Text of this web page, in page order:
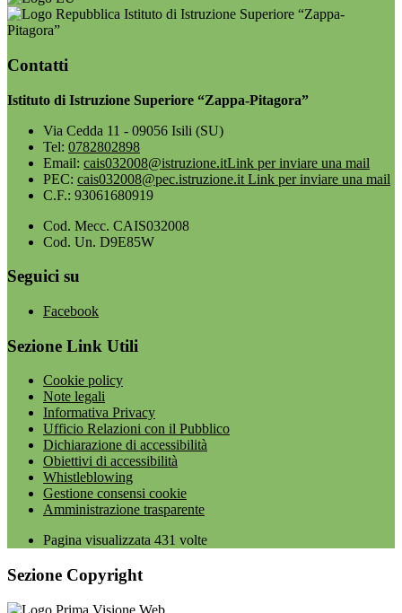
Istituto di Istruzione Superiore “Zappa-
Pitagora”
Contatti
Istituto di Istruzione Superiore “Zappa-Pitagora”
Via Cedda 11 - 09056 Isili (SU)
Tel: 0782802898
Email: cais032008@istruzione.itLink per inviare una mail
PEC: cais032008@pec.istruzione.it Link per inviare una mail
C.F.: 93061680919
Cod. Mecc. CAIS032008
Cod. Un. D9E85W
Seguici su
Facebook
Sezione Link Utili
Cookie policy
Note legali
Informativa Privacy
Ufficio Relazioni con il Pubblico
Dichiarazione di accessibilità
Obiettivi di accessibilità
Whistleblowing
Gestione consensi cookie
Amministrazione trasparente
Pagina visualizzata 431 volte
Sezione Copyright